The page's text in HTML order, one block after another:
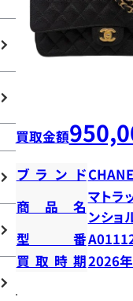
買取金額
ブランド
商品名
マトラ
ンショ
型番
買取時期2026